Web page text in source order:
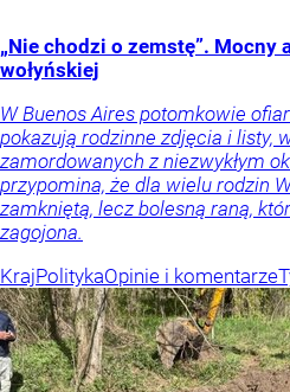
„Nie chodzi o zemstę”. Mocny
wołyńskiej
W Buenos Aires potomkowie
pokazują rodzinne zdjęcia i listy,
zamordowanych z niezwykłym
przypomina, że dla wielu rodzin
zamkniętą, lecz bolesną raną,
zagojona.
KrajPolitykaOpinie i komentarze